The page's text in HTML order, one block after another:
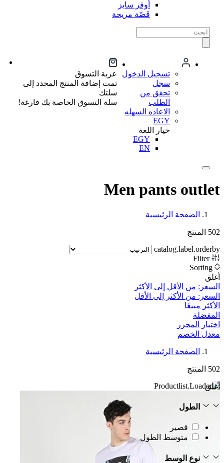
أوفر سايز
قَصّة مريحة
تسجيل الدخول
سجل
تحقق من
الطلب
الاعاده السهله
EGY
خيار اللغة
EGY
EN
عربة التسوق
تمت إضافة المنتج المحدد إلى
سلتك
سلة التسوق الخاصة بك فارغة!
Men pants outlet
الصفحة الرئيسية
502 المنتج
catalog.label.orderby
Filter
Sorting
أغلق
السعر: من الأقل إلى الأكثر
السعر: من الأكثر إلى الأقل
الأكثر مبيعًا
المفضلة
اختيار المحرر
معدل الخصم‎
الصفحة الرئيسية
502 المنتج
أغلق
الطول
قصير
متوسط الطول
نوع الوسط